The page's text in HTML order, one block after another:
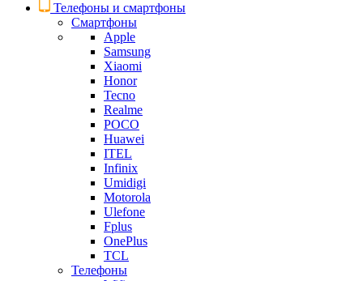
Телефоны и смартфоны
Смартфоны
Apple
Samsung
Xiaomi
Honor
Tecno
Realme
POCO
Huawei
ITEL
Infinix
Umidigi
Motorola
Ulefone
Fplus
OnePlus
TCL
Телефоны